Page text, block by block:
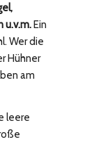
u.v.m.Ein
Wer die
Hühner
am
leere